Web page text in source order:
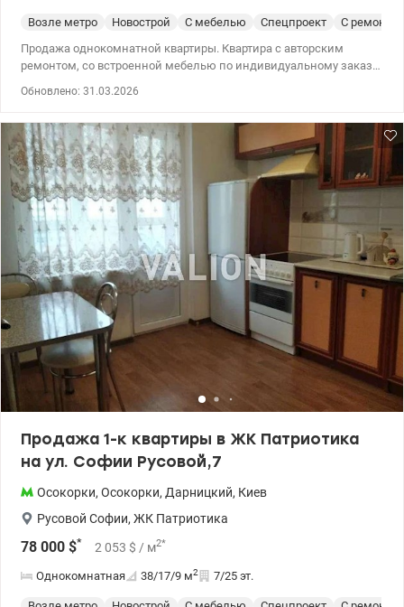
Возле метро Новострой С мебелью Спецпроект
С
Продажа однокомнатной квартиры. Квартира с авторским
ремонтом, со встроенной мебелью по индивидуальному заказу,
гардеробная комната, удобная прихожая и еще многое. Метро
Лесная 044 200 10 80 Valion.ua/1143606
Обновлено: 31.03.2026
Продажа 1-к квартиры в ЖК Патриотика
на ул. Софии Русовой,7
Осокорки, Осокорки, Дарницкий, Киев
Русовой Софии, ЖК Патриотика
78 000 $* 2 053 $ / м2*
Однокомнатная 38/17/9 м2 7/25 эт.